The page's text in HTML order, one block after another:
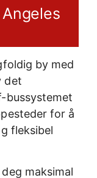
by med
det
bussystemet
for å
fleksibel
maksimal